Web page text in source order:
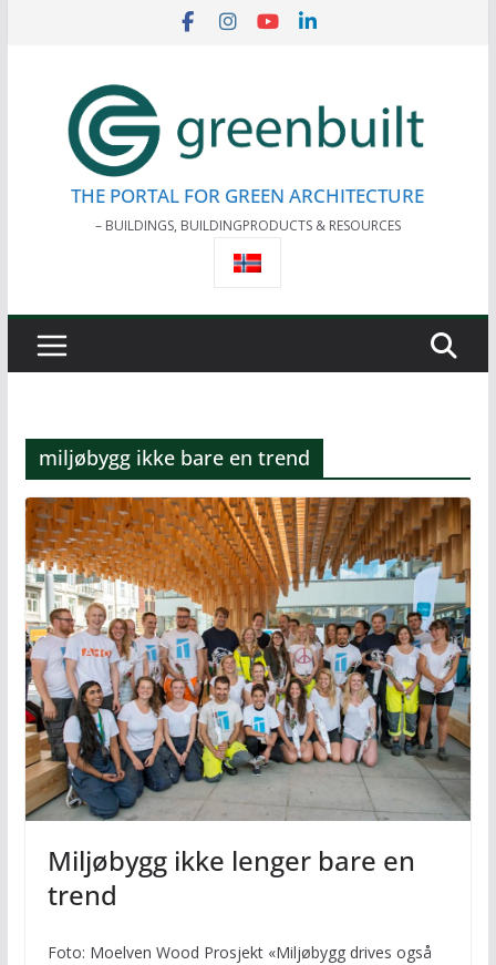
THE PORTAL FOR GREEN ARCHITECTURE
– BUILDINGS, BUILDINGPRODUCTS & RESOURCES
miljøbygg ikke bare en trend
Miljøbygg ikke lenger bare en
trend
Foto: Moelven Wood Prosjekt «Miljøbygg drives også